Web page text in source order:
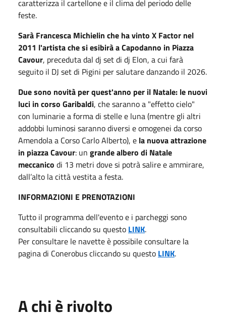
caratterizza il cartellone e il clima del periodo delle
feste.
Sarà Francesca Michielin che ha vinto X Factor nel
2011 l'artista che si esibirà a Capodanno in Piazza
Cavour, preceduta dal dj set di dj Elon, a cui farà
seguito il DJ set di Pigini per salutare danzando il 2026.
Due sono novità per quest'anno per il Natale: le nuovi
luci in corso Garibaldi, che saranno a "effetto cielo"
con luminarie a forma di stelle e luna (mentre gli altri
addobbi luminosi saranno diversi e omogenei da corso
Amendola a Corso Carlo Alberto), e la nuova attrazione
in piazza Cavour: un grande albero di Natale
meccanico di 13 metri dove si potrà salire e ammirare,
dall’alto la città vestita a festa.
INFORMAZIONI E PRENOTAZIONI
Tutto il programma dell'evento e i parcheggi sono
consultabili cliccando su questo LINK.
Per consultare le navette è possibile consultare la
pagina di Conerobus cliccando su questo LINK.
A chi è rivolto